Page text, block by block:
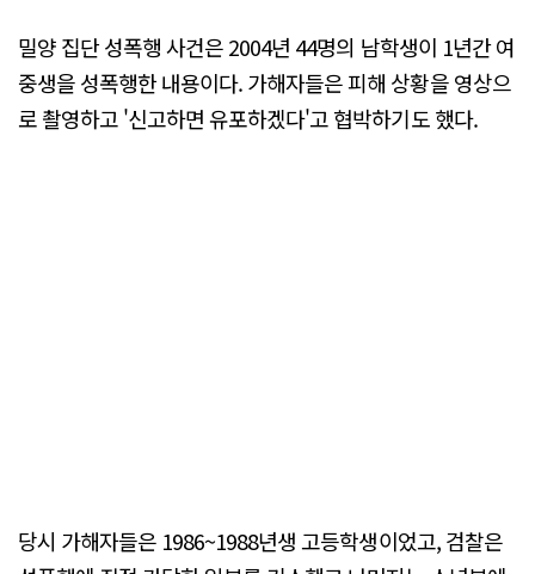
밀양 집단 성폭행 사건은 2004년 44명의 남학생이 1년간 여
중생을 성폭행한 내용이다. 가해자들은 피해 상황을 영상으
로 촬영하고 '신고하면 유포하겠다'고 협박하기도 했다.
당시 가해자들은 1986~1988년생 고등학생이었고, 검찰은